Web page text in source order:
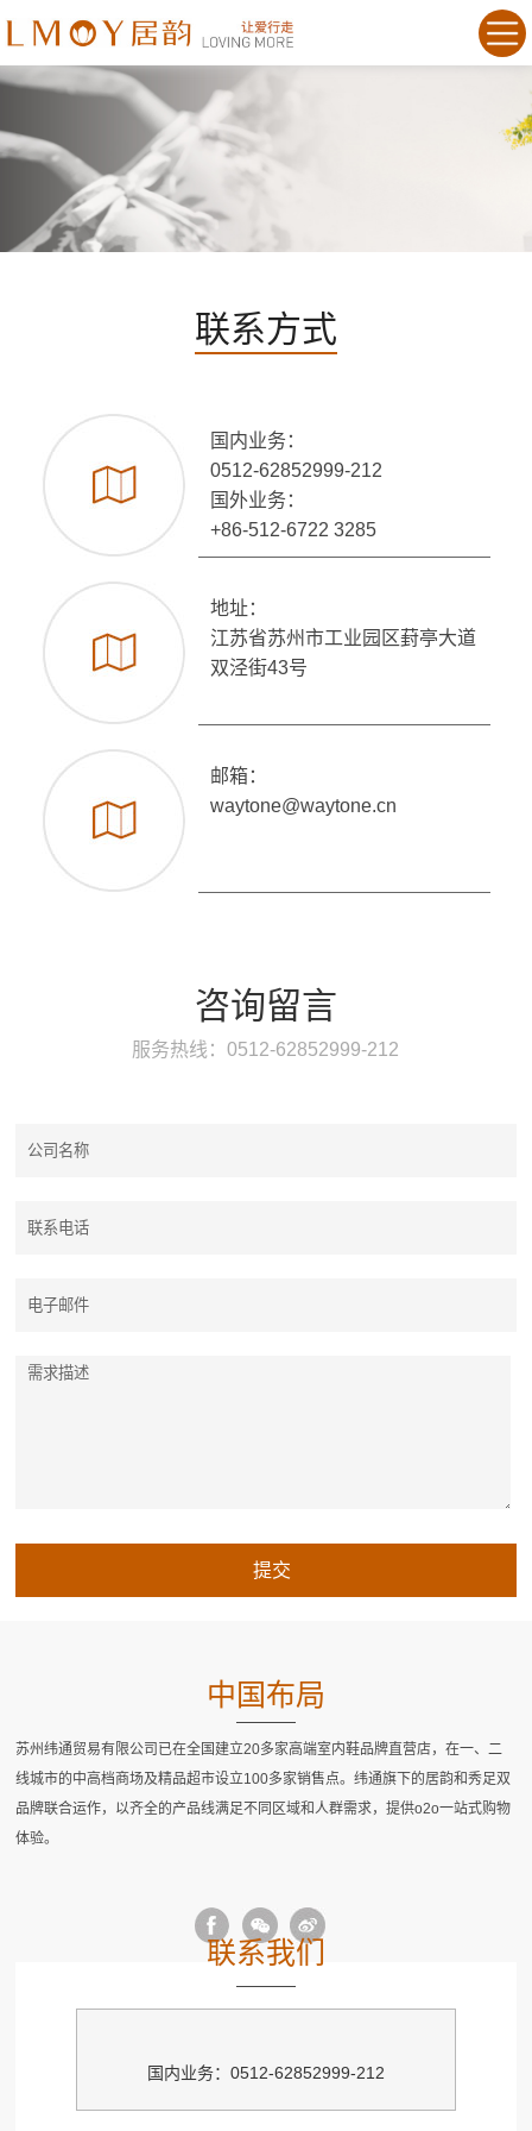
联系方式
国内业务：
0512-62852999-212
国外业务：
+86-512-6722 3285
地址：
江苏省苏州市工业园区葑亭大道
双泾街43号
邮箱：
waytone@waytone.cn
咨询留言
服务热线：0512-62852999-212
中国布局
苏州纬通贸易有限公司已在全国建立20多家高端室内鞋品牌直营店，在一、二
线城市的中高档商场及精品超市设立100多家销售点。纬通旗下的居韵和秀足双
品牌联合运作，以齐全的产品线满足不同区域和人群需求，提供o2o一站式购物
体验。
联系我们
国内业务：0512-62852999-212